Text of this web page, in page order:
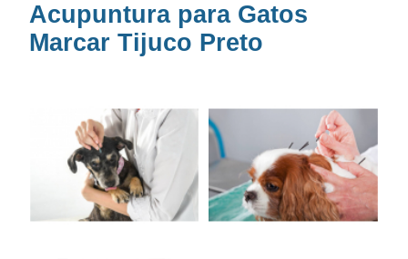
Acupuntura para Gatos
Marcar Tijuco Preto